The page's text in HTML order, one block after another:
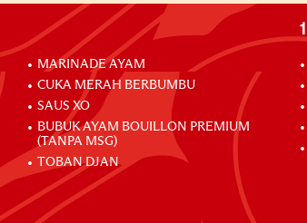
MARINADE AYAM
CUKA MERAH BERBUMBU
SAUS XO
BUBUK AYAM BOUILLON PREMIUM
(TANPA MSG)
TOBAN DJAN